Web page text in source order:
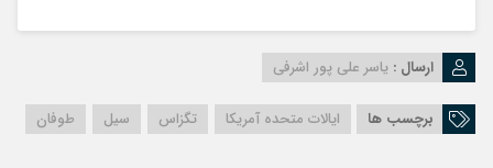
ارسال : یاسر علی پور اشرفی
برچسب ها ایالات متحده آمریکا تگزاس سیل طوفان